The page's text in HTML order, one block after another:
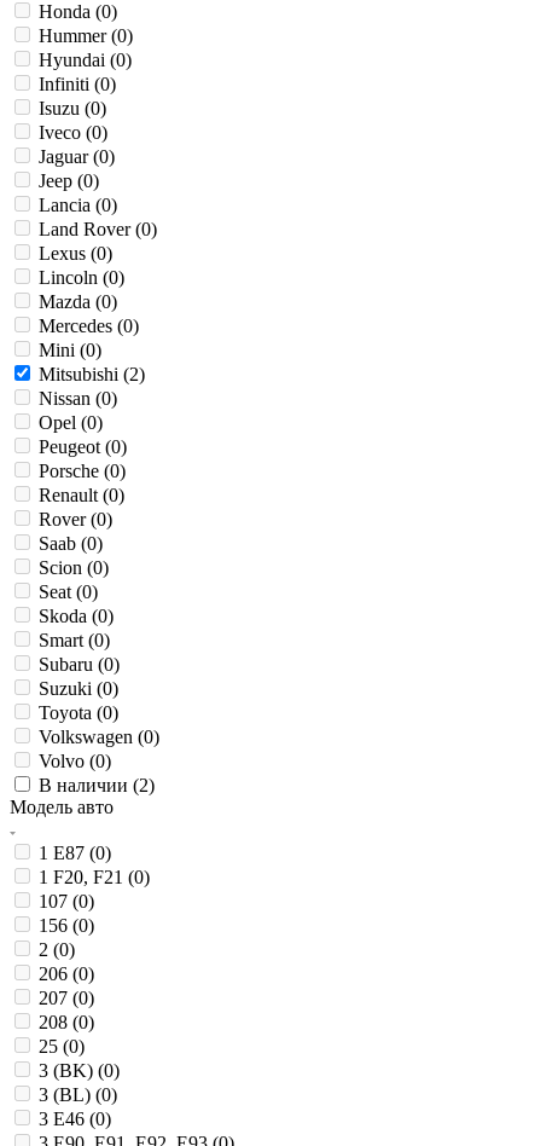
Honda (0)
Hummer (0)
Hyundai (0)
Infiniti (0)
Isuzu (0)
Iveco (0)
Jaguar (0)
Jeep (0)
Lancia (0)
Land Rover (0)
Lexus (0)
Lincoln (0)
Mazda (0)
Mercedes (0)
Mini (0)
Mitsubishi (2)
Nissan (0)
Opel (0)
Peugeot (0)
Porsche (0)
Renault (0)
Rover (0)
Saab (0)
Scion (0)
Seat (0)
Skoda (0)
Smart (0)
Subaru (0)
Suzuki (0)
Toyota (0)
Volkswagen (0)
Volvo (0)
В наличии (2)
Модель авто
1 E87 (0)
1 F20, F21 (0)
107 (0)
156 (0)
2 (0)
206 (0)
207 (0)
208 (0)
25 (0)
3 (BK) (0)
3 (BL) (0)
3 E46 (0)